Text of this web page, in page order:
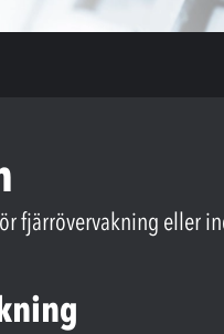
fjärrövervakning eller